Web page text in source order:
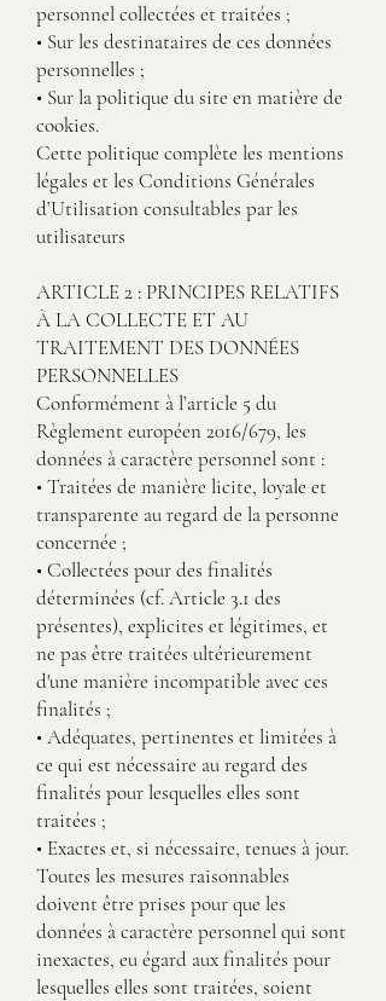
personnel collectées et traitées ;
• Sur les destinataires de ces données
personnelles ;
• Sur la politique du site en matière de
cookies.
Cette politique complète les mentions
légales et les Conditions Générales
d’Utilisation consultables par les
utilisateurs
ARTICLE 2 : PRINCIPES RELATIFS
À LA COLLECTE ET AU
TRAITEMENT DES DONNÉES
PERSONNELLES
Conformément à l’article 5 du
Règlement européen 2016/679, les
données à caractère personnel sont :
• Traitées de manière licite, loyale et
transparente au regard de la personne
concernée ;
• Collectées pour des finalités
déterminées (cf. Article 3.1 des
présentes), explicites et légitimes, et
ne pas être traitées ultérieurement
d'une manière incompatible avec ces
finalités ;
• Adéquates, pertinentes et limitées à
ce qui est nécessaire au regard des
finalités pour lesquelles elles sont
traitées ;
• Exactes et, si nécessaire, tenues à jour.
Toutes les mesures raisonnables
doivent être prises pour que les
données à caractère personnel qui sont
inexactes, eu égard aux finalités pour
lesquelles elles sont traitées, soient